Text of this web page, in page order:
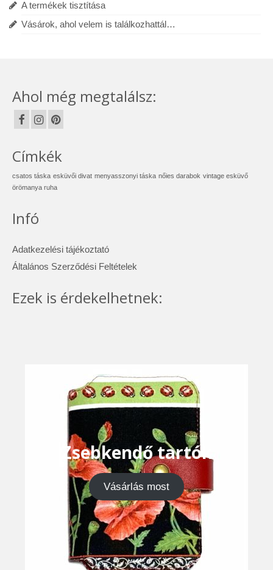
A termékek tisztítása
Vásárok, ahol velem is találkozhattál…
Ahol még megtalálsz:
Címkék
csatos táska esküvői divat menyasszonyi táska nőies darabok vintage esküvő
örömanya ruha
Infó
Adatkezelési tájékoztató
Általános Szerződési Feltételek
Ezek is érdekelhetnek:
Zsebkendő tartók
Vásárlás most